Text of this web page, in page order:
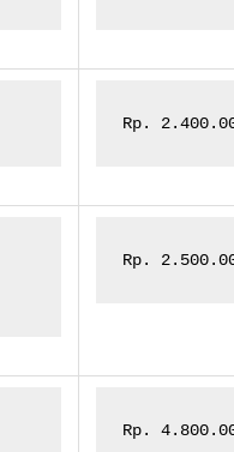
Rp.
Rp.
Rp.